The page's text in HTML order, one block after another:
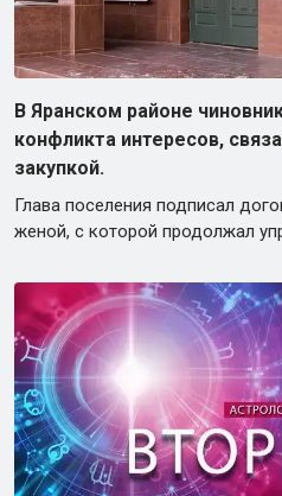
В Яранском районе
конфликта интересов,
закупкой.
Глава поселения подписал
женой, с которой продолжал